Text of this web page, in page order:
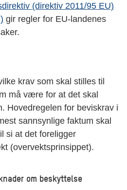
(direktiv 2011/95 EU)
gir regler for EU-landenes
krav som skal stilles til
må være for at det skal
Hovedregelen for beviskrav i
sannsynlige faktum skal
si at det foreligger
(overvektsprinsippet).
om beskyttelse